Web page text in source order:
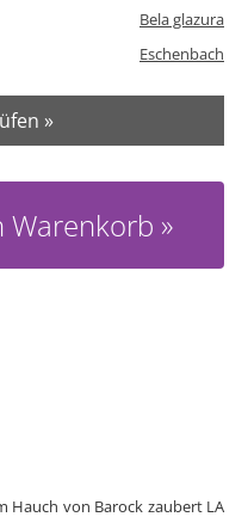
Bela glazura
Eschenbach
»
Warenkorb
Hauch von Barock zaubert LA